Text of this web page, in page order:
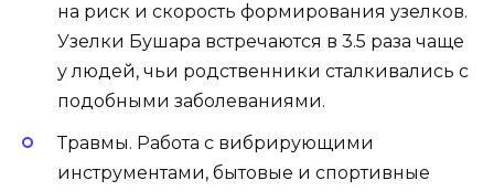
на риск и скорость формирования узелков.
Узелки Бушара встречаются в 3.5 раза чаще
у людей, чьи родственники сталкивались с
подобными заболеваниями.
Травмы. Работа с вибрирующими
инструментами, бытовые и спортивные